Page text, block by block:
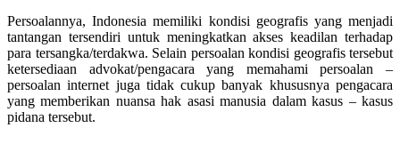
Persoalannya, Indonesia memiliki kondisi geografis yang menjadi
tantangan tersendiri untuk meningkatkan akses keadilan terhadap
para tersangka/terdakwa. Selain persoalan kondisi geografis tersebut
ketersediaan advokat/pengacara yang memahami persoalan –
persoalan internet juga tidak cukup banyak khususnya pengacara
yang memberikan nuansa hak asasi manusia dalam kasus – kasus
pidana tersebut.